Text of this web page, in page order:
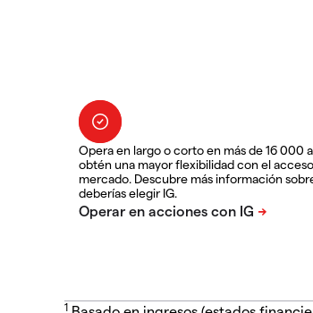
Opera en largo o corto en más de 16 000
obtén una mayor flexibilidad con el
mercado. Descubre más información
deberías elegir IG.
1